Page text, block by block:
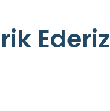
Ederiz